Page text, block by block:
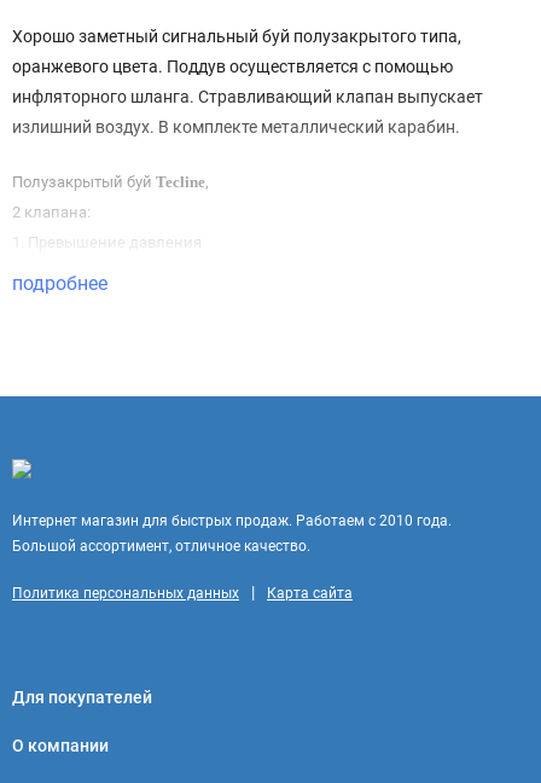
Хорошо заметный сигнальный буй полузакрытого типа,
оранжевого цвета. Поддув осуществляется с помощью
инфляторного шланга. Стравливающий клапан выпускает
излишний воздух. В комплекте металлический карабин.
Полузакрытый буй Tecline,
2 клапана:
1. Превышение давления
2. Обратный - предотвращающий сдутие буя.
подробнее
Интернет магазин для быстрых продаж. Работаем с 2010 года.
Большой ассортимент, отличное качество.
Политика персональных данных | Карта сайта
Для покупателей
О компании